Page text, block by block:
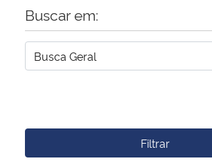
Buscar em:
Filtrar